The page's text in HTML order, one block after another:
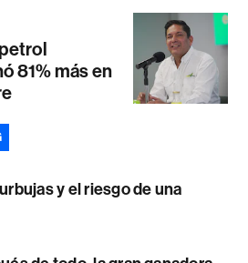
81% más en
y el riesgo de una